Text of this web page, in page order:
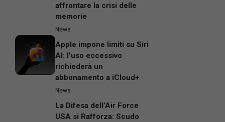
affrontare la crisi delle
memorie
News
Apple impone limiti su Siri
AI: l’uso eccessivo
richiederà un
abbonamento a iCloud+
News
La Difesa dell’Air Force
USA si Rafforza: Scudo